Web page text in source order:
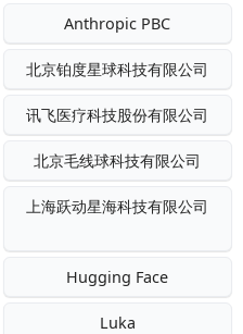
Anthropic PBC
北京铂度星球科技有限公司
讯飞医疗科技股份有限公司
北京毛线球科技有限公司
上海跃动星海科技有限公司
Hugging Face
Luka